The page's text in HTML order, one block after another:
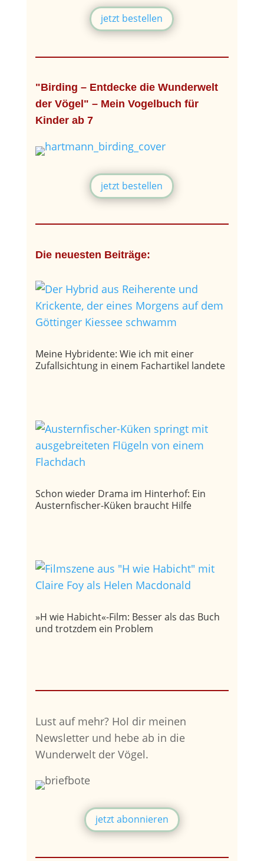
jetzt bestellen
"Birding – Entdecke die Wunderwelt
der Vögel" – Mein Vogelbuch für
Kinder ab 7
jetzt bestellen
Die neuesten Beiträge:
Meine Hybridente: Wie ich mit einer
Zufallsichtung in einem Fachartikel landete
Schon wieder Drama im Hinterhof: Ein
Austernfischer-Küken braucht Hilfe
»H wie Habicht«-Film: Besser als das Buch
und trotzdem ein Problem
Lust auf mehr? Hol dir meinen
Newsletter und hebe ab in die
Wunderwelt der Vögel.
jetzt abonnieren